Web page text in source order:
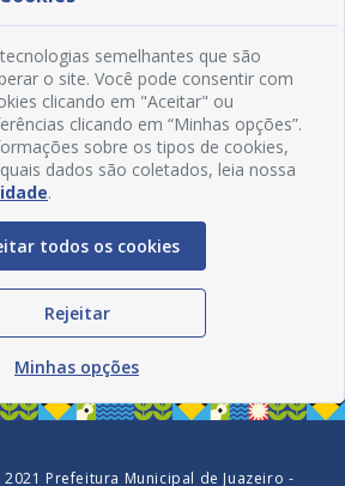
Prefeitura Municipal de Juazeiro -
semelhantes que são
o site. Você pode consentir com
clicando em "Aceitar" ou
clicando em “Minhas opções”.
sobre os tipos de cookies,
dados são coletados, leia nossa
.
todos os cookies
Rejeitar
Minhas opções